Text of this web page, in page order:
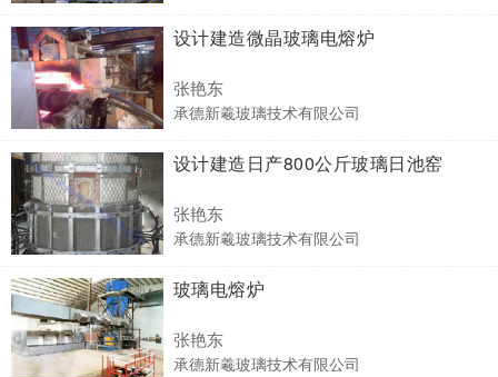
设计建造微晶玻璃电熔炉
张艳东
承德新羲玻璃技术有限公司
设计建造日产800公斤玻璃日池窑
张艳东
承德新羲玻璃技术有限公司
玻璃电熔炉
张艳东
承德新羲玻璃技术有限公司